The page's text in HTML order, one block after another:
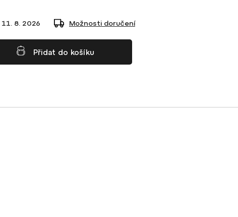
11. 8. 2026 Možnosti doručení
Přidat do košíku